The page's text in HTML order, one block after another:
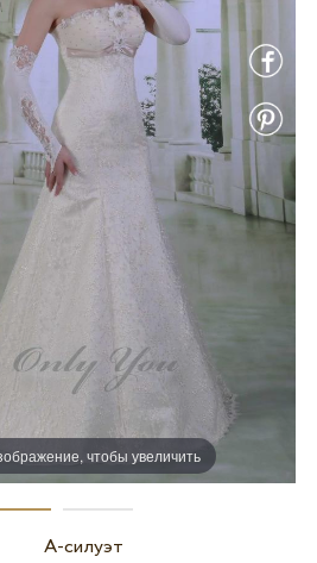
чтобы увеличить
А-силуэт